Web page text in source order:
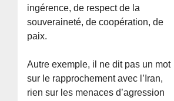
ingérence, de respect de la
souveraineté, de coopération, de
paix.
Autre exemple, il ne dit pas un mot
sur le rapprochement avec l’Iran,
rien sur les menaces d’agression